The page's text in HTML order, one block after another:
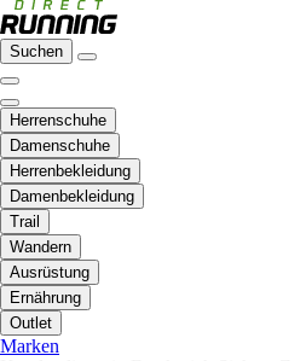
Suchen
Herrenschuhe
Damenschuhe
Herrenbekleidung
Damenbekleidung
Trail
Wandern
Ausrüstung
Ernährung
Outlet
Marken